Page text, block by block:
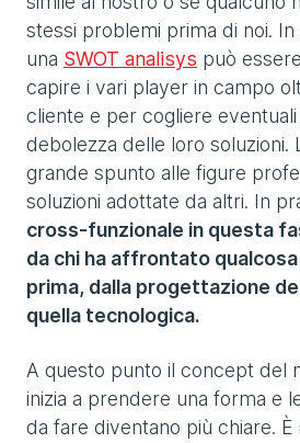
stessi problemi prima di noi.
una SWOT analisys può
capire i vari player in campo
cliente e per cogliere
debolezza delle loro soluzioni.
grande spunto alle figure
soluzioni adottate da altri. In
cross-funzionale in questa
da chi ha affrontato
prima, dalla progettazione
quella tecnologica.
A questo punto il concept del
inizia a prendere una forma e
da fare diventano più chiare.